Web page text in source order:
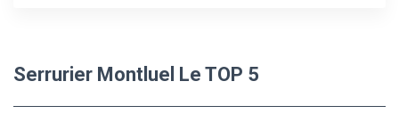
Serrurier Montluel Le TOP 5